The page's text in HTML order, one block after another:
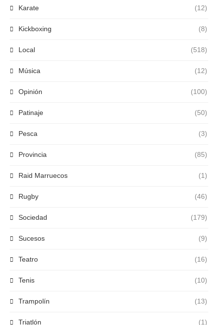
Karate (12)
Kickboxing (8)
Local (518)
Música (12)
Opinión (100)
Patinaje (50)
Pesca (3)
Provincia (85)
Raid Marruecos (1)
Rugby (46)
Sociedad (179)
Sucesos (9)
Teatro (16)
Tenis (10)
Trampolín (13)
Triatlón (1)